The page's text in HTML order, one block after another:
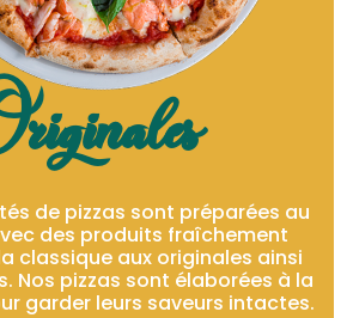
de pizzas sont préparées au
des produits fraîchement
classique aux originales ainsi
Nos pizzas sont élaborées à la
garder leurs saveurs intactes.